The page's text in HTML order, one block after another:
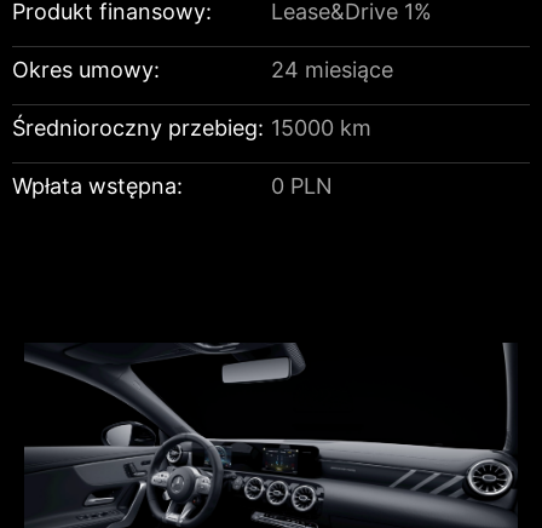
Produkt finansowy: Lease&Drive 1%
Okres umowy: 24 miesiące
Średnioroczny przebieg: 15000 km
Wpłata wstępna: 0 PLN